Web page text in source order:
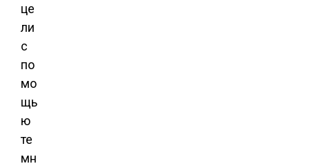
це
ли
с
по
мо
щь
ю
те
мн